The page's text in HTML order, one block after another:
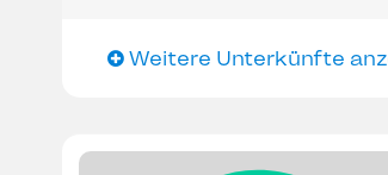
Weitere Unterkünfte